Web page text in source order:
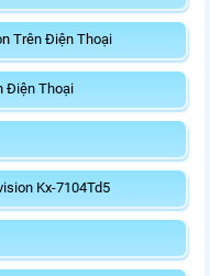
Trên Điện Thoại
Điện Thoại
Kx-7104Td5